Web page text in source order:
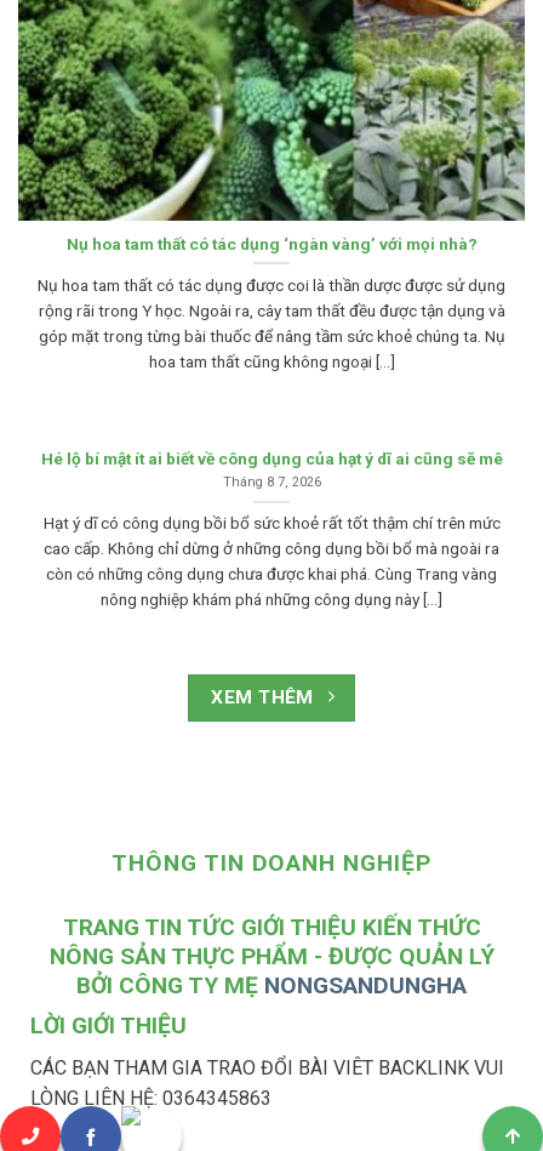
Nụ hoa tam thất có tác dụng ‘ngàn vàng’ với mọi nhà?
Nụ hoa tam thất có tác dụng được coi là thần dược được sử dụng
rộng rãi trong Y học. Ngoài ra, cây tam thất đều được tận dụng và
góp mặt trong từng bài thuốc để nâng tầm sức khoẻ chúng ta. Nụ
hoa tam thất cũng không ngoại [...]
Hé lộ bí mật ít ai biết về công dụng của hạt ý dĩ ai cũng sẽ mê
Tháng 8 7, 2026
Hạt ý dĩ có công dụng bồi bổ sức khoẻ rất tốt thậm chí trên mức
cao cấp. Không chỉ dừng ở những công dụng bồi bổ mà ngoài ra
còn có những công dụng chưa được khai phá. Cùng Trang vàng
nông nghiệp khám phá những công dụng này [...]
XEM THÊM
THÔNG TIN DOANH NGHIỆP
TRANG TIN TỨC GIỚI THIỆU KIẾN THỨC
NÔNG SẢN THỰC PHẨM - ĐƯỢC QUẢN LÝ
BỞI CÔNG TY MẸ NONGSANDUNGHA
LỜI GIỚI THIỆU
CÁC BẠN THAM GIA TRAO ĐỔI BÀI VIÊT BACKLINK VUI
LÒNG LIÊN HỆ: 0364345863